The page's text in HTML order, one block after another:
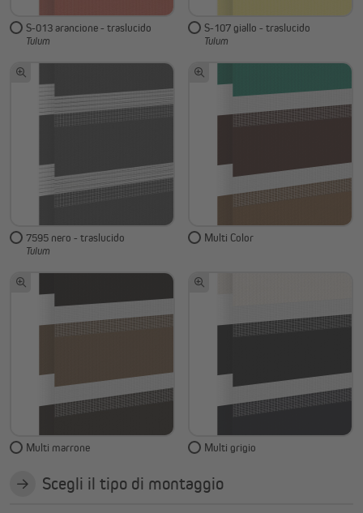
S-013 arancione - traslucido
Tulum
S-107 giallo - traslucido
Tulum
7595 nero - traslucido
Tulum
Multi Color
Multi marrone Multi grigio
Scegli il tipo di montaggio